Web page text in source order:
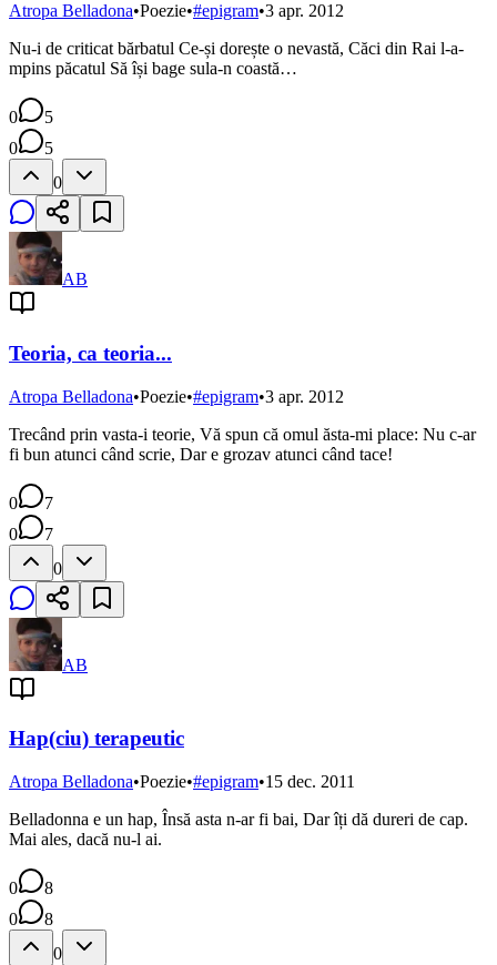
Atropa Belladona•Poezie•#epigram•3 apr. 2012
Nu-i de criticat bărbatul Ce-și dorește o nevastă, Căci din Rai l-a-
mpins păcatul Să își bage sula-n coastă…
0
5
0
5
0
AB
Teoria, ca teoria...
Atropa Belladona•Poezie•#epigram•3 apr. 2012
Trecând prin vasta-i teorie, Vă spun că omul ăsta-mi place: Nu c-ar
fi bun atunci când scrie, Dar e grozav atunci când tace!
0
7
0
7
0
AB
Hap(ciu) terapeutic
Atropa Belladona•Poezie•#epigram•15 dec. 2011
Belladonna e un hap, Însă asta n-ar fi bai, Dar îți dă dureri de cap.
Mai ales, dacă nu-l ai.
0
8
0
8
0